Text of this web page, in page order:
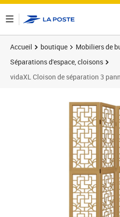
Accueil boutique Mobiliers de
Séparations d'espace, cloisons
vidaXL Cloison de séparation 3